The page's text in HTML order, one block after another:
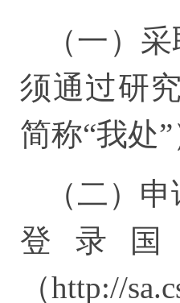
（一）
须通过研
简称“我处
（二）
登录
（http://